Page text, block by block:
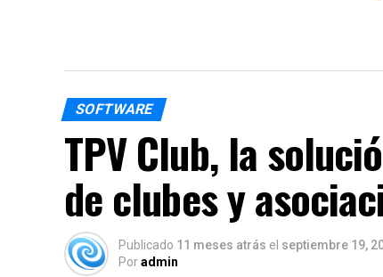
SOFTWARE
TPV Club, la
de clubes y
Publicado 11 meses atrás el septiembre 19,
Poradmin